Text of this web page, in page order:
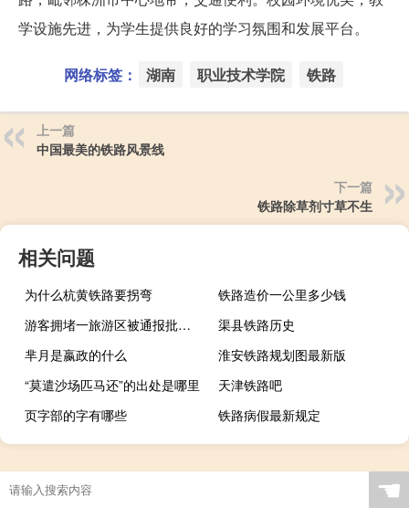
学设施先进，为学生提供良好的学习氛围和发展平台。
网络标签： 湖南 职业技术学院 铁路
上一篇
中国最美的铁路风景线
下一篇
铁路除草剂寸草不生
相关问题
为什么杭黄铁路要拐弯
铁路造价一公里多少钱
游客拥堵一旅游区被通报批评 到底什么情况呢
渠县铁路历史
芈月是嬴政的什么
淮安铁路规划图最新版
“莫遣沙场匹马还”的出处是哪里
天津铁路吧
页字部的字有哪些
铁路病假最新规定
☚